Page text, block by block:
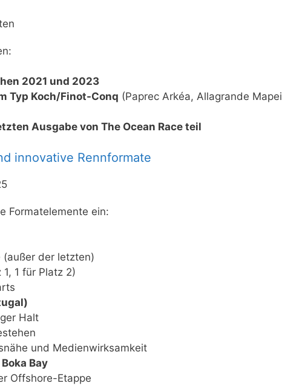
2021 und 2023
Typ Koch/Finot-Conq (Paprec Arkéa, Allagrande Mapei
Ausgabe von The Ocean Race teil
innovative Rennformate
Formatelemente ein:
(außer der letzten)
1 für Platz 2)
Halt
und Medienwirksamkeit
Bay
Offshore-Etappe